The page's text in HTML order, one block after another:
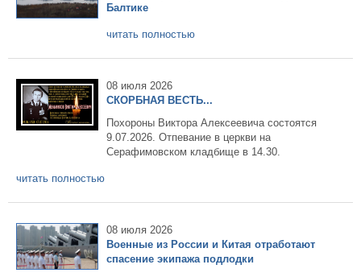
Балтике
читать полностью
08 июля 2026
СКОРБНАЯ ВЕСТЬ...
Похороны Виктора Алексеевича состоятся
9.07.2026. Отпевание в церкви на
Серафимовском кладбище в 14.30.
читать полностью
08 июля 2026
Военные из России и Китая отработают
спасение экипажа подлодки